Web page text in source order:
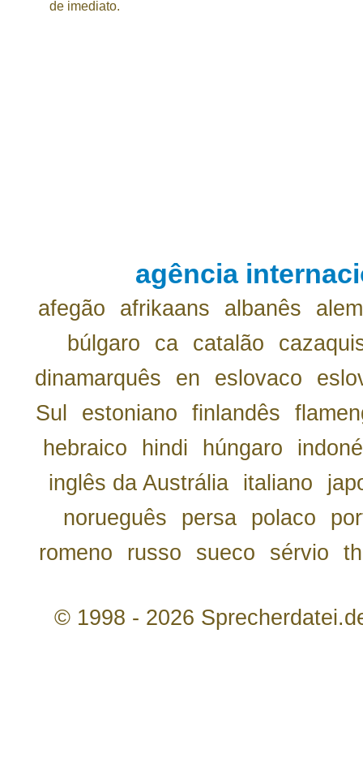
de imediato.
agência
afegão afrikaans albanês
búlgaro
ca catalão
dinamarquês
en eslovaco
Sul
estoniano finlandês
hebraico
hindi húngaro
inglês da Austrália
italiano
norueguês
persa polaco
romeno
russo sueco sérvio th
© 1998 - 2026